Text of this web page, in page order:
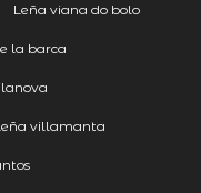
Leña viana do bolo
la barca
villamanta